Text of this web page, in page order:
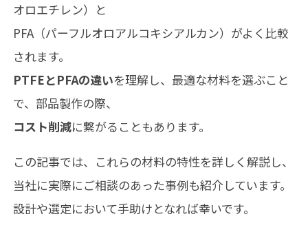
オロエチレン）と
PFA（パーフルオロアルコキシアルカン）がよく比較
されます。
PTFEとPFAの違いを理解し、最適な材料を選ぶこと
で、部品製作の際、
コスト削減に繋がることもあります。
この記事では、これらの材料の特性を詳しく解説し、
当社に実際にご相談のあった事例も紹介しています。
設計や選定において手助けとなれば幸いです。